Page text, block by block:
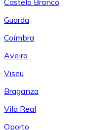
Castelo Branco
Guarda
Coímbra
Aveiro
Viseu
Braganza
Vila Real
Oporto